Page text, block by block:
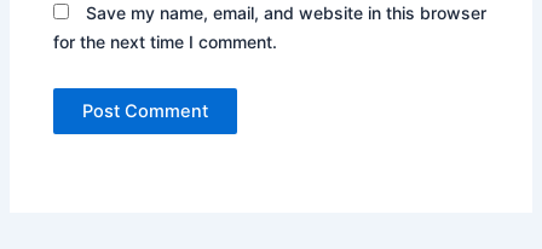
Save my name, email, and website in this browser
for the next time I comment.